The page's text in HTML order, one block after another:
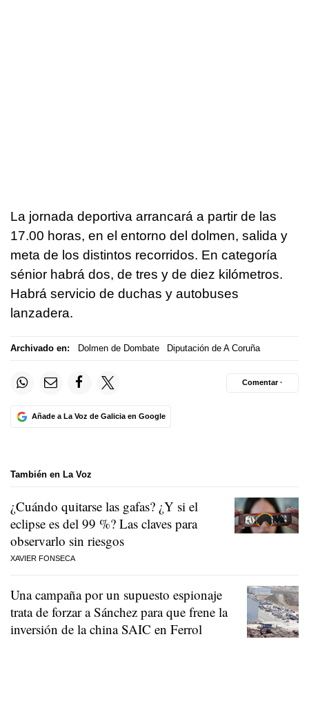
La jornada deportiva arrancará a partir de las
17.00 horas, en el entorno del dolmen, salida y
meta de los distintos recorridos. En categoría
sénior habrá dos, de tres y de diez kilómetros.
Habrá servicio de duchas y autobuses
lanzadera.
Archivado en: Dolmen de Dombate Diputación de A Coruña
Añade a La Voz de Galicia en Google
Comentar ·
También en La Voz
¿Cuándo quitarse las gafas? ¿Y si el
eclipse es del 99 %? Las claves para
observarlo sin riesgos
XAVIER FONSECA
Una campaña por un supuesto espionaje
trata de forzar a Sánchez para que frene la
inversión de la china SAIC en Ferrol